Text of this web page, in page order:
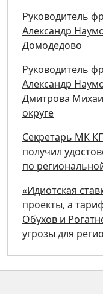
Руководитель
Александр
Домодедово
Руководитель
Александр
Дмитрова
округе
Секретарь МК
получил
по
«Идиотская
проекты, а
Обухов и
угрозы для